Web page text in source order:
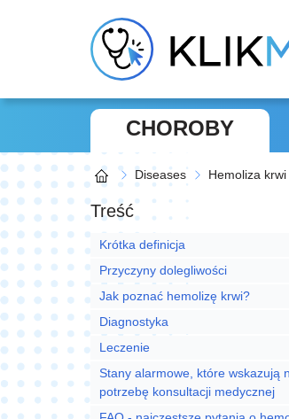
CHOROBY
Diseases Hemoliza
Treść
Krótka definicja
Przyczyny dolegliwości
Jak poznać hemolizę krwi?
Diagnostyka
Leczenie
Stany alarmowe, które wskazują
potrzebę konsultacji medycznej